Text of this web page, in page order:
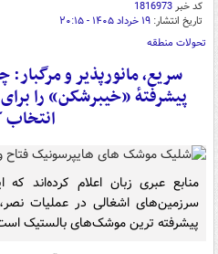
کد خبر1816973
تاریخ انتشار: ۱۹ خرداد ۱۴۰۵ - ۲۰:۱۵
تحولات منطقه
سریع، مانورپذیر و
پیشرفتهٔ «خیبرشکن» را
انتخاب
منابع عبری زبان اعلام کرده‌اند
سرزمین‌های اشغالی در عملیات
پیشرفته ترین موشک‌های بالستیک